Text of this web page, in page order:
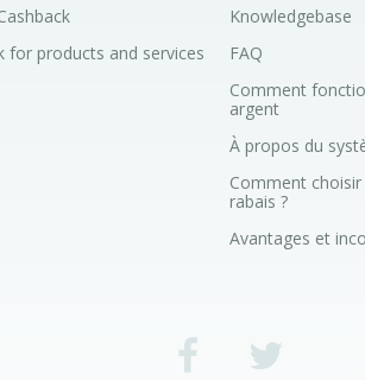
for products and services
Knowledgebase
FAQ
Comment
argent
À propos du
Comment
rabais ?
Avantages et